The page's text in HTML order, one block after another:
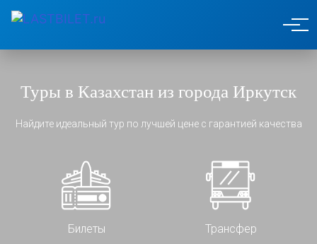
Туры в Казахстан из города Иркутск
Найдите идеальный тур по лучшей цене с гарантией качества
Билеты Трансфер